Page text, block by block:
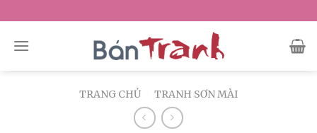
to
content
TRANG CHỦ TRANH SƠN MÀI